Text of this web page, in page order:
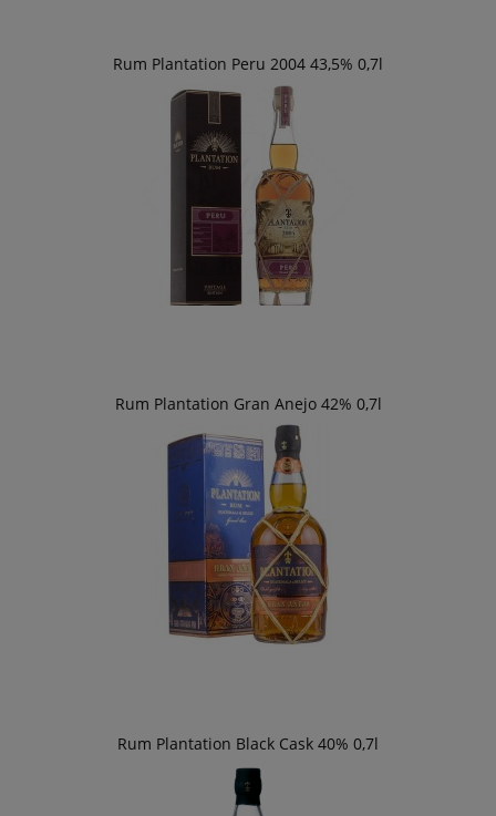
Rum Plantation Peru 2004 43,5% 0,7l
Rum Plantation Gran Anejo 42% 0,7l
Rum Plantation Black Cask 40% 0,7l